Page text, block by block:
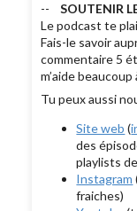
--SOUTENIR
Le podcast te
Fais-le savoir
commentaire 5
m’aide
Tu peux aussi
Site web (
des
playlists
Instagram
fraiches)